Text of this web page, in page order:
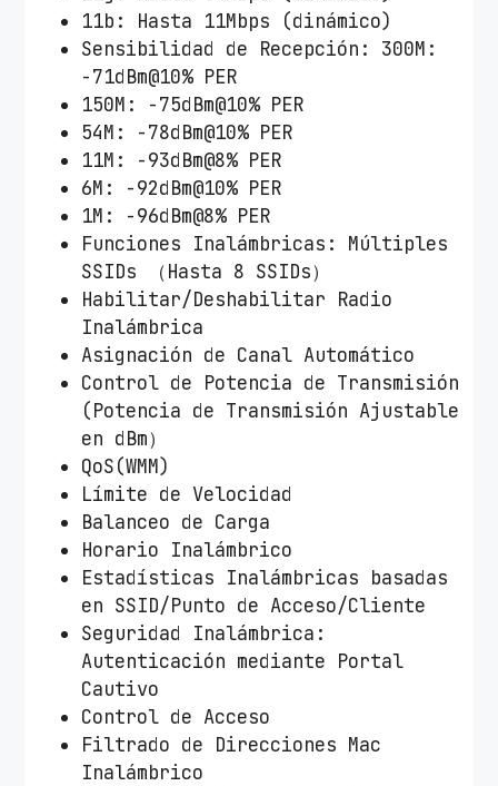
11b: Hasta 11Mbps (dinámico)
Sensibilidad de Recepción: 300M:
-71dBm@10% PER
150M: -75dBm@10% PER
54M: -78dBm@10% PER
11M: -93dBm@8% PER
6M: -92dBm@10% PER
1M: -96dBm@8% PER
Funciones Inalámbricas: Múltiples
SSIDs （Hasta 8 SSIDs）
Habilitar/Deshabilitar Radio
Inalámbrica
Asignación de Canal Automático
Control de Potencia de Transmisión
(Potencia de Transmisión Ajustable
en dBm）
QoS(WMM)
Límite de Velocidad
Balanceo de Carga
Horario Inalámbrico
Estadísticas Inalámbricas basadas
en SSID/Punto de Acceso/Cliente
Seguridad Inalámbrica:
Autenticación mediante Portal
Cautivo
Control de Acceso
Filtrado de Direcciones Mac
Inalámbrico